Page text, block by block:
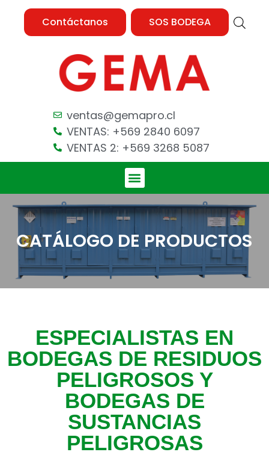
Contáctanos SOS BODEGA
ventas@gemapro.cl
VENTAS: +569 2840 6097
VENTAS 2: +569 3268 5087
CATÁLOGO DE PRODUCTOS
ESPECIALISTAS EN
BODEGAS DE RESIDUOS
PELIGROSOS Y
BODEGAS DE
SUSTANCIAS
PELIGROSAS